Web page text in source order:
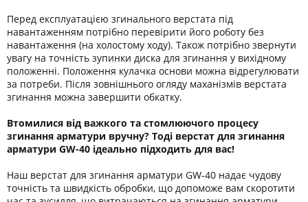
Перед експлуатацією згинального верстата під
навантаженням потрібно перевірити його роботу без
навантаження (на холостому ходу). Також потрібно звернути
увагу на точність зупинки диска для згинання у вихідному
положенні. Положення кулачка основи можна відрегулювати
за потреби. Після зовнішнього огляду маханізмів верстата
згинання можна завершити обкатку.
Втомилися від важкого та стомлюючого процесу
згинання арматури вручну? Тоді верстат для згинання
арматури GW-40 ідеально підходить для вас!
Наш верстат для згинання арматури GW-40 надає чудову
точність та швидкість обробки, що допоможе вам скоротити